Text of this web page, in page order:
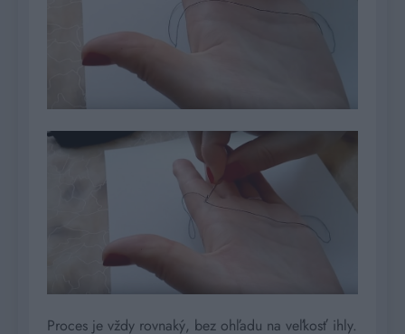
Proces je vždy rovnaký, bez ohľadu na veľkosť ihly.